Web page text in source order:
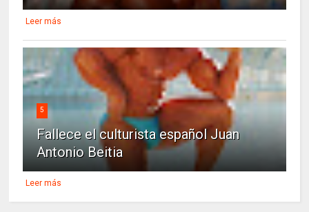
Leer más
5
Fallece el culturista español Juan
Antonio Beitia
Leer más